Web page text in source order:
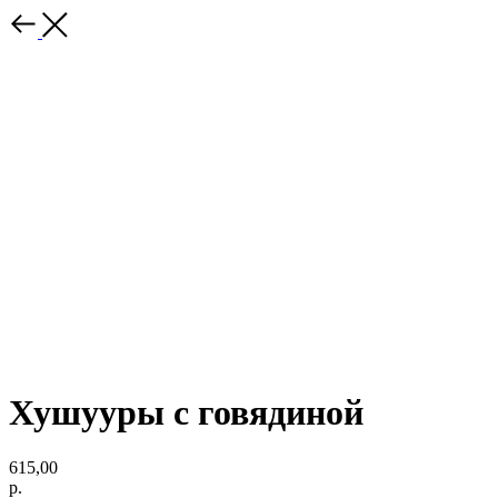
Хушууры с говядиной
615,00
р.